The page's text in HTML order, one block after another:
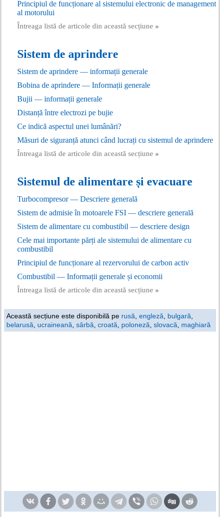
Principiul de funcționare al sistemului electronic de management
al motorului
Întreaga listă de articole din această secțiune »
Sistem de aprindere
Sistem de aprindere — informații generale
Bobina de aprindere — Informații generale
Bujii — informații generale
Distanță între electrozi pe bujie
Ce indică aspectul unei lumânări?
Măsuri de siguranță atunci când lucrați cu sistemul de aprindere
Întreaga listă de articole din această secțiune »
Sistemul de alimentare și evacuare
Turbocompresor — Descriere generală
Sistem de admisie în motoarele FSI — descriere generală
Sistem de alimentare cu combustibil — descriere design
Cele mai importante părți ale sistemului de alimentare cu
combustibil
Principiul de funcționare al rezervorului de carbon activ
Combustibil — Informații generale și economii
Întreaga listă de articole din această secțiune »
Această secțiune este disponibilă pe rusă engleză bulgară
belarusă
ucraineană sârbă croată poloneză slovacă maghiară